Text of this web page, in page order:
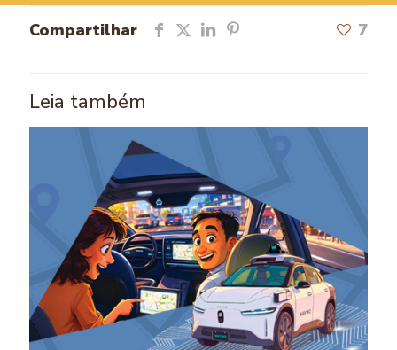
Compartilhar 7
Leia também